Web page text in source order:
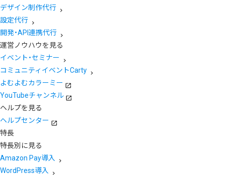
デザイン制作代行
設定代行
開発・API連携代行
運営ノウハウを見る
イベント・セミナー
コミュニティイベントCarty
よむよむカラーミー
YouTubeチャンネル
ヘルプを見る
ヘルプセンター
特長
特長別に見る
Amazon Pay導入
WordPress導入